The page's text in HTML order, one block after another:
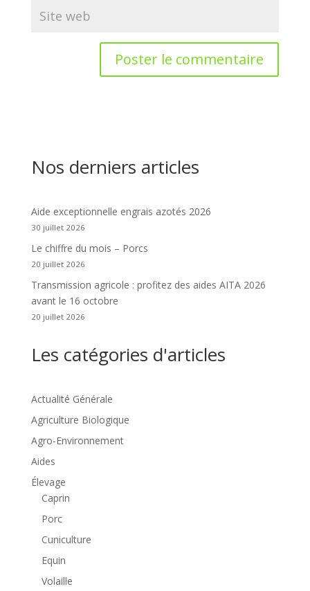
Nos derniers articles
Aide exceptionnelle engrais azotés 2026
30 juillet 2026
Le chiffre du mois – Porcs
20 juillet 2026
Transmission agricole : profitez des aides AITA 2026
avant le 16 octobre
20 juillet 2026
Les catégories d'articles
Actualité Générale
Agriculture Biologique
Agro-Environnement
Aides
Élevage
Caprin
Porc
Cuniculture
Equin
Volaille